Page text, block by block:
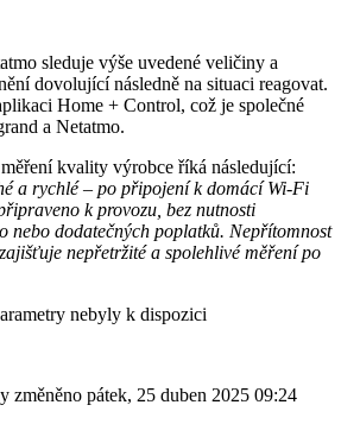
sleduje výše uvedené veličiny a
dovolující následně na situaci reagovat.
Home + Control, což je společné
a Netatmo.
kvality výrobce říká následující:
a rychlé – po připojení k domácí Wi-Fi
k provozu, bez nutnosti
nebo dodatečných poplatků. Nepřítomnost
nepřetržité a spolehlivé měření po
nebyly k dispozici
změněno pátek, 25 duben 2025 09:24